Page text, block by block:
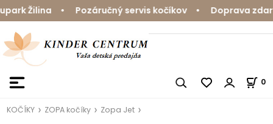
Žilina • Pozáručný servis kočíkov • Doprava
0
KOČÍKY ZOPA kočíky Zopa Jet